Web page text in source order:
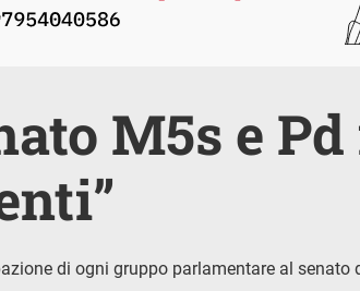
M5s e
di ogni gruppo parlamentare al senato